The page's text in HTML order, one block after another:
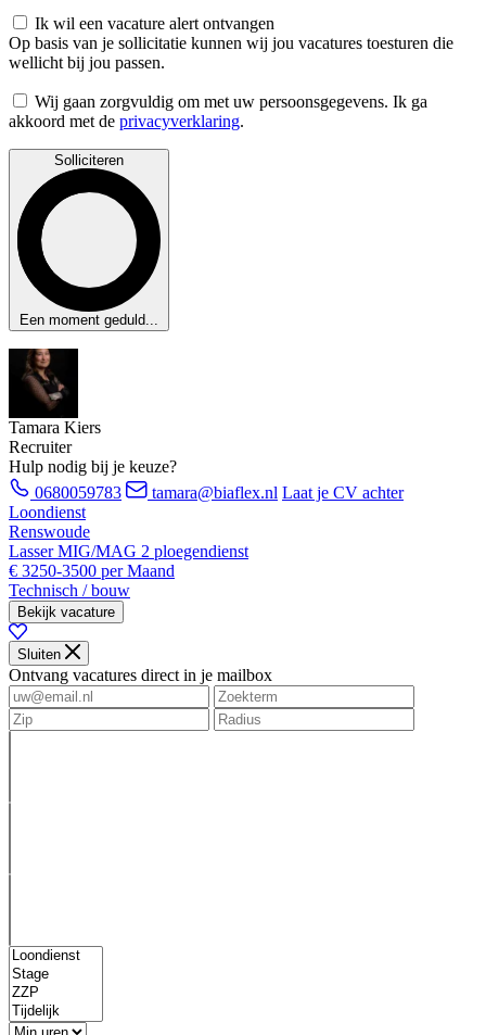
Ik wil een vacature alert ontvangen
Op basis van je sollicitatie kunnen wij jou vacatures toesturen die
wellicht bij jou passen.
Wij gaan zorgvuldig om met uw persoonsgegevens. Ik ga
akkoord met de privacyverklaring.
Solliciteren
Een moment geduld...
Tamara Kiers
Recruiter
Hulp nodig bij je keuze?
0680059783
tamara@biaflex.nl Laat je CV achter
Loondienst
Renswoude
Lasser MIG/MAG 2 ploegendienst
€ 3250-3500 per Maand
Technisch / bouw
Bekijk vacature
Sluiten
Ontvang vacatures direct in je mailbox